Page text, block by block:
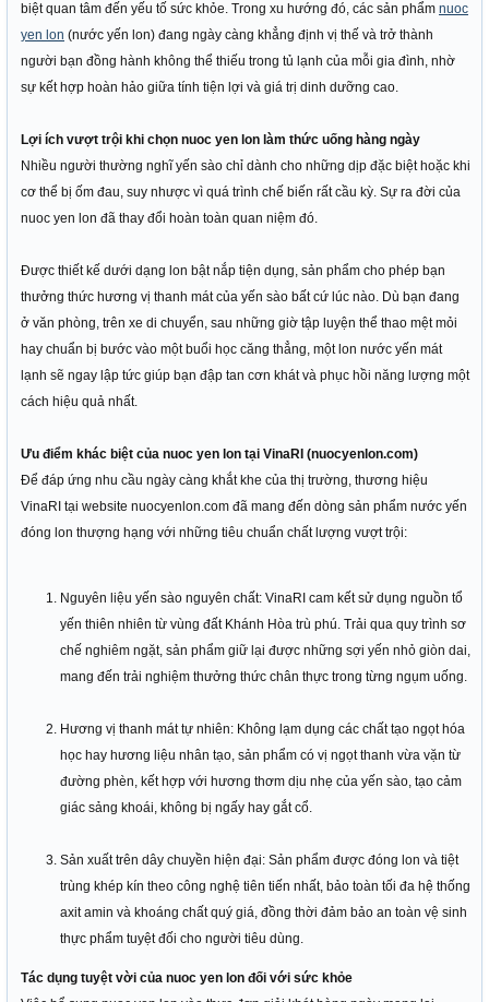
biệt quan tâm đến yếu tố sức khỏe. Trong xu hướng đó, các sản phẩm nuoc
yen lon (nước yến lon) đang ngày càng khẳng định vị thế và trở thành
người bạn đồng hành không thể thiếu trong tủ lạnh của mỗi gia đình, nhờ
sự kết hợp hoàn hảo giữa tính tiện lợi và giá trị dinh dưỡng cao.
Lợi ích vượt trội khi chọn nuoc yen lon làm thức uống hàng ngày
Nhiều người thường nghĩ yến sào chỉ dành cho những dịp đặc biệt hoặc khi
cơ thể bị ốm đau, suy nhược vì quá trình chế biến rất cầu kỳ. Sự ra đời của
nuoc yen lon đã thay đổi hoàn toàn quan niệm đó.
Được thiết kế dưới dạng lon bật nắp tiện dụng, sản phẩm cho phép bạn
thưởng thức hương vị thanh mát của yến sào bất cứ lúc nào. Dù bạn đang
ở văn phòng, trên xe di chuyển, sau những giờ tập luyện thể thao mệt mỏi
hay chuẩn bị bước vào một buổi học căng thẳng, một lon nước yến mát
lạnh sẽ ngay lập tức giúp bạn đập tan cơn khát và phục hồi năng lượng một
cách hiệu quả nhất.
Ưu điểm khác biệt của nuoc yen lon tại VinaRI (nuocyenlon.com)
Để đáp ứng nhu cầu ngày càng khắt khe của thị trường, thương hiệu
VinaRI tại website nuocyenlon.com đã mang đến dòng sản phẩm nước yến
đóng lon thượng hạng với những tiêu chuẩn chất lượng vượt trội:
Nguyên liệu yến sào nguyên chất: VinaRI cam kết sử dụng nguồn tổ
yến thiên nhiên từ vùng đất Khánh Hòa trù phú. Trải qua quy trình sơ
chế nghiêm ngặt, sản phẩm giữ lại được những sợi yến nhỏ giòn dai,
mang đến trải nghiệm thưởng thức chân thực trong từng ngụm uống.
Hương vị thanh mát tự nhiên: Không lạm dụng các chất tạo ngọt hóa
học hay hương liệu nhân tạo, sản phẩm có vị ngọt thanh vừa vặn từ
đường phèn, kết hợp với hương thơm dịu nhẹ của yến sào, tạo cảm
giác sảng khoái, không bị ngấy hay gắt cổ.
Sản xuất trên dây chuyền hiện đại: Sản phẩm được đóng lon và tiệt
trùng khép kín theo công nghệ tiên tiến nhất, bảo toàn tối đa hệ thống
axit amin và khoáng chất quý giá, đồng thời đảm bảo an toàn vệ sinh
thực phẩm tuyệt đối cho người tiêu dùng.
Tác dụng tuyệt vời của nuoc yen lon đối với sức khỏe